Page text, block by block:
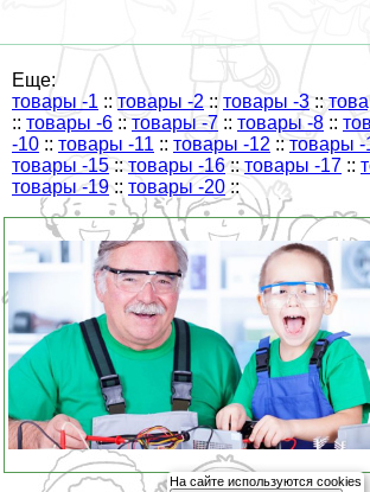
Еще:
товары -1 :: товары -2 :: товары -3 ::
:: товары -6 ::товары -7 :: товары -8 ::
-10 :: товары -11 :: товары -12 :: товары -
товары -15 :: товары -16:: товары -17 ::
товары -19:: товары -20 ::
На сайте используются cookies